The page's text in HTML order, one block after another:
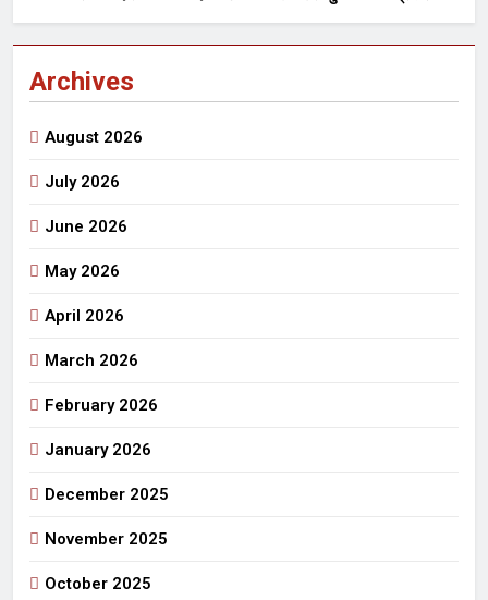
Archives
August 2026
July 2026
June 2026
May 2026
April 2026
March 2026
February 2026
January 2026
December 2025
November 2025
October 2025